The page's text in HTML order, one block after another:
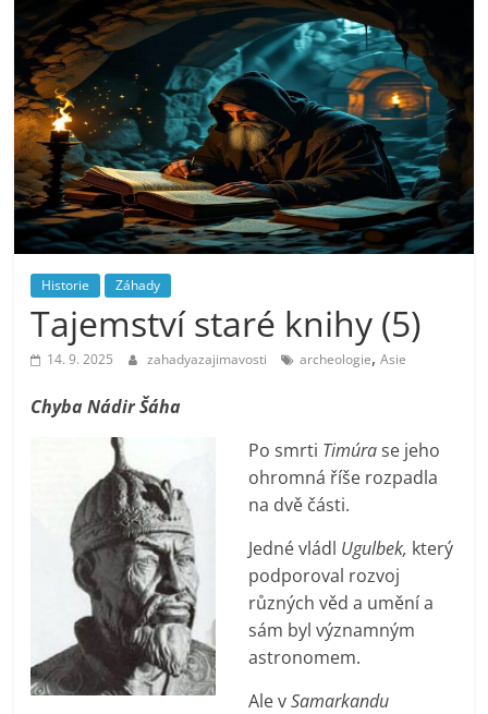
Historie Záhady
Tajemství staré knihy (5)
14. 9. 2025 zahadyazajimavosti archeologie,Asie
Chyba Nádir Šáha
Po smrti Timúrase jeho
ohromná říše rozpadla
na dvě části.
Jedné vládl Ugulbek, který
podporoval rozvoj
různých věd a umění a
sám byl významným
astronomem.
Ale vSamarkandu